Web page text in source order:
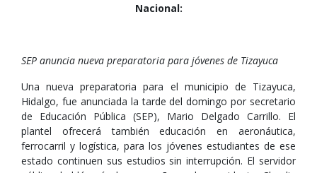
Nacional:
SEP anuncia nueva preparatoria para jóvenes de Tizayuca
Una nueva preparatoria para el municipio de Tizayuca,
Hidalgo, fue anunciada la tarde del domingo por secretario
de Educación Pública (SEP), Mario Delgado Carrillo. El
plantel ofrecerá también educación en aeronáutica,
ferrocarril y logística, para los jóvenes estudiantes de ese
estado continuen sus estudios sin interrupción. El servidor